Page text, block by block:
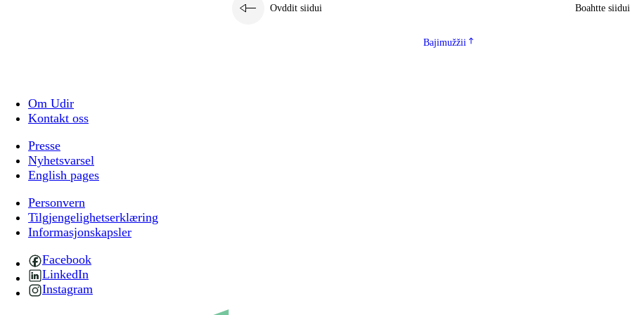
Ovddit siidui Boahtte siidui
Bajimužžii
Om Udir
Kontakt oss
Presse
Nyhetsvarsel
English pages
Personvern
Tilgjengelighetserklæring
Informasjonskapsler
Facebook
LinkedIn
Instagram